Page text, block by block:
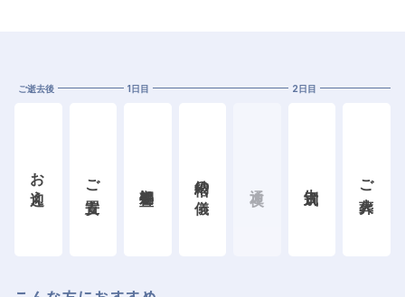
ご逝去後 1日目 2日目
お迎え ご安置 納棺の儀 ご火葬